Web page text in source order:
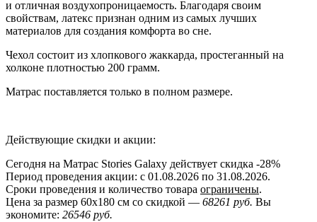
и отличная воздухопроницаемость. Благодаря своим
свойствам, латекс признан одним из самых лучших
материалов для создания комфорта во сне.
Чехол состоит из хлопкового жаккарда, простеганный на
холконе плотностью 200 грамм.
Матрас поставляется только в полном размере.
Действующие скидки и акции:
Сегодня на Матрас Stories Galaxy действует скидка -28%
Период проведения акции: с 01.08.2026 по 31.08.2026.
Сроки проведения и количество товара ограничены.
Цена за размер 60x180 см со скидкой — 68261 руб. Вы
экономите: 26546 руб.